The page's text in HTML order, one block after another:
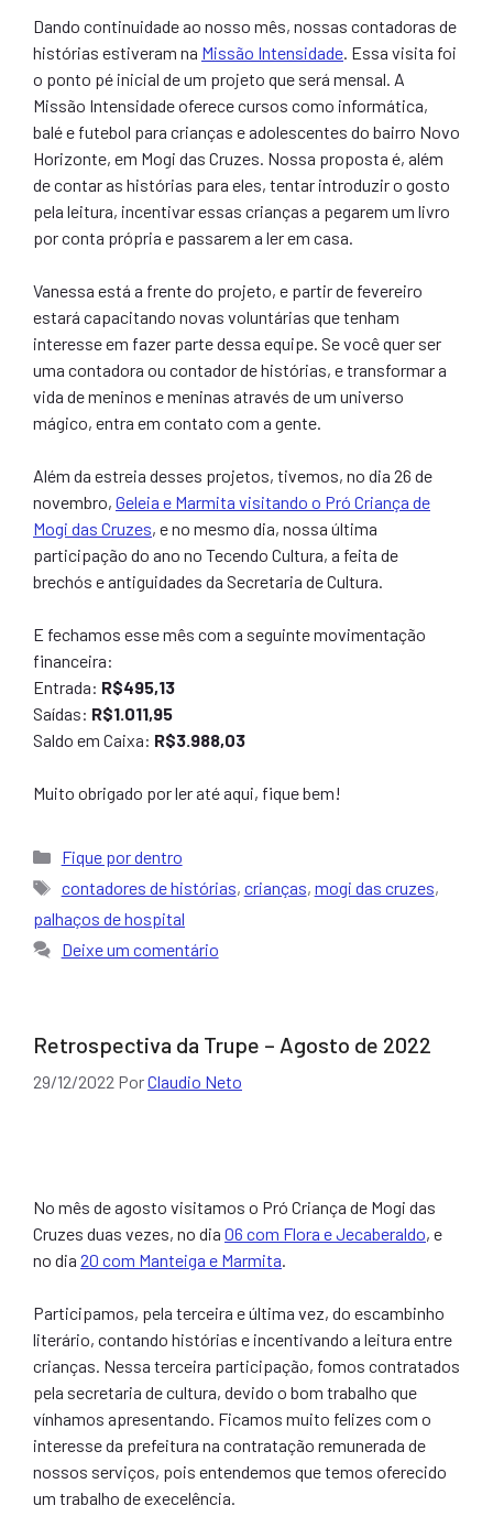
Dando continuidade ao nosso mês, nossas contadoras de
histórias estiveram na Missão Intensidade. Essa visita foi
o ponto pé inicial de um projeto que será mensal. A
Missão Intensidade oferece cursos como informática,
balé e futebol para crianças e adolescentes do bairro Novo
Horizonte, em Mogi das Cruzes. Nossa proposta é, além
de contar as histórias para eles, tentar introduzir o gosto
pela leitura, incentivar essas crianças a pegarem um livro
por conta própria e passarem a ler em casa.
Vanessa está a frente do projeto, e partir de fevereiro
estará capacitando novas voluntárias que tenham
interesse em fazer parte dessa equipe. Se você quer ser
uma contadora ou contador de histórias, e transformar a
vida de meninos e meninas através de um universo
mágico, entra em contato com a gente.
Além da estreia desses projetos, tivemos, no dia 26 de
novembro, Geleia e Marmita visitando o Pró Criança de
Mogi das Cruzes, e no mesmo dia, nossa última
participação do ano no Tecendo Cultura, a feita de
brechós e antiguidades da Secretaria de Cultura.
E fechamos esse mês com a seguinte movimentação
financeira:
Entrada: R$495,13
Saídas: R$1.011,95
Saldo em Caixa: R$3.988,03
Muito obrigado por ler até aqui, fique bem!
Categorias
Fique por dentro
Tags
contadores de histórias, crianças, mogi das cruzes,
palhaços de hospital
Deixe um comentário
Retrospectiva da Trupe – Agosto de 2022
29/12/2022 PorClaudio Neto
No mês de agosto visitamos o Pró Criança de Mogi das
Cruzes duas vezes, no dia 06 com Flora e Jecaberaldo, e
no dia 20 com Manteiga e Marmita.
Participamos, pela terceira e última vez, do escambinho
literário, contando histórias e incentivando a leitura entre
crianças. Nessa terceira participação, fomos contratados
pela secretaria de cultura, devido o bom trabalho que
vínhamos apresentando. Ficamos muito felizes com o
interesse da prefeitura na contratação remunerada de
nossos serviços, pois entendemos que temos oferecido
um trabalho de execelência.